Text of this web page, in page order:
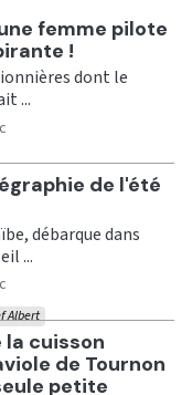
femme pilote
!
dont le
...
de l'été
débarque dans
...
la cuisson
de Tournon
petite
Albert